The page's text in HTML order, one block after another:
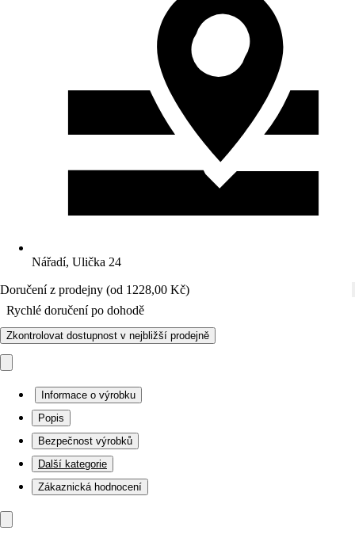
Nářadí, Ulička 24
Doručení z prodejny (od 1228,00 Kč)
Rychlé doručení po dohodě
Zkontrolovat dostupnost v nejbližší prodejně
Informace o výrobku
Popis
Bezpečnost výrobků
Další kategorie
Zákaznická hodnocení